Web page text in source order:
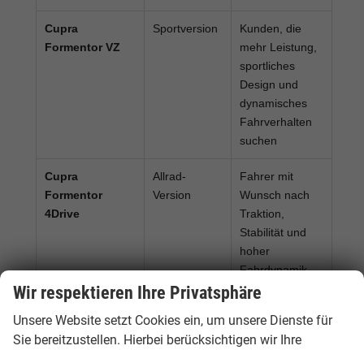
Cupra
Formentor VZ
Sportversion
Kunden, die
mehr Leistung,
sportliches
Design und
dynamisches
Fahrverhalten
suchen
Cupra
Formentor
4Drive
Allrad-
Version
Fahrer mit
Wunsch nach
Traktion,
Stabilität und
hoher
Fahrdynamik
Cupra
Formentor
Tageszulassung
verfügbar
schnell ein
attraktives
Wir respektieren Ihre Privatsphäre
Unsere Website setzt Cookies ein, um unsere Dienste für
Sie bereitzustellen. Hierbei berücksichtigen wir Ihre